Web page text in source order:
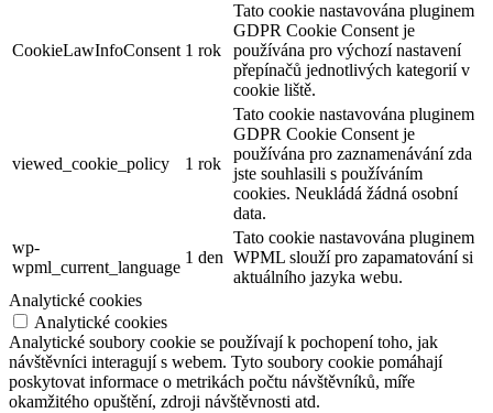
CookieLawInfoConsent 1 rok
Tato cookie nastavována pluginem
GDPR Cookie Consent je
používána pro výchozí nastavení
přepínačů jednotlivých kategorií v
cookie liště.
viewed_cookie_policy 1 rok
Tato cookie nastavována pluginem
GDPR Cookie Consent je
používána pro zaznamenávání zda
jste souhlasili s používáním
cookies. Neukládá žádná osobní
data.
wp-
wpml_current_language
1 den
Tato cookie nastavována pluginem
WPML slouží pro zapamatování si
aktuálního jazyka webu.
Analytické cookies
Analytické cookies
Analytické soubory cookie se používají k pochopení toho, jak
návštěvníci interagují s webem. Tyto soubory cookie pomáhají
poskytovat informace o metrikách počtu návštěvníků, míře
okamžitého opuštění, zdroji návštěvnosti atd.